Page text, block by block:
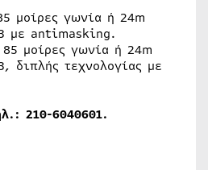
μοίρες γωνία ή 24m
με antimasking.
85 μοίρες γωνία ή 24m
διπλής τεχνολογίας με
210-6040601.